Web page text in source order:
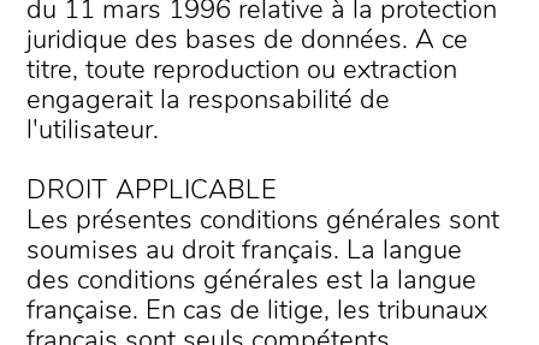
du 11 mars 1996 relative à la protection
juridique des bases de données. A ce
titre, toute reproduction ou extraction
engagerait la responsabilité de
l'utilisateur.
DROIT APPLICABLE
Les présentes conditions générales sont
soumises au droit français. La langue
des conditions générales est la langue
française. En cas de litige, les tribunaux